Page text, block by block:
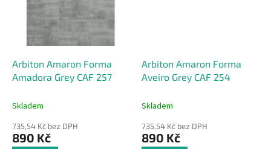
Arbiton Amaron Forma
Amadora Grey CAF 257
Skladem
735,54 Kč bez DPH
890 Kč
Arbiton Amaron Forma
Aveiro Grey CAF 254
Skladem
735,54 Kč bez DPH
890 Kč